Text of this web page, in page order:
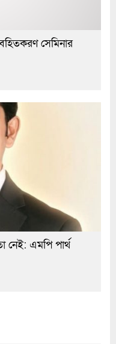
সেমিনার
নেই: এমপি পার্থ